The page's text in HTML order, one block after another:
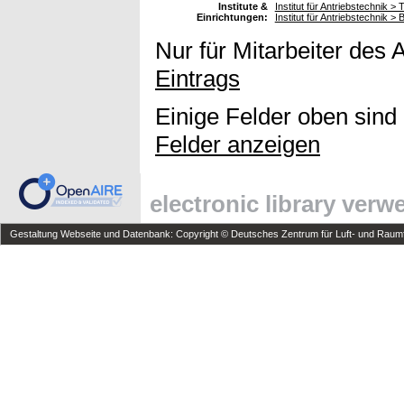
Institute &
Einrichtungen:
Institut für Antriebstechnik >
Institut für Antriebstechnik >
Nur für Mitarbeiter des
Eintrags
Einige Felder oben
Felder anzeigen
electronic library
Gestaltung Webseite und Datenbank: Copyright © Deutsches Zentrum für Luft- und